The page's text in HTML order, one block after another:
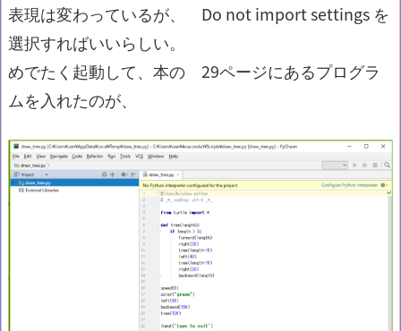
表現は変わっているが、 Do not import settings を
選択すればいいらしい。
めでたく起動して、本の 29ページにあるプログラ
ムを入れたのが、